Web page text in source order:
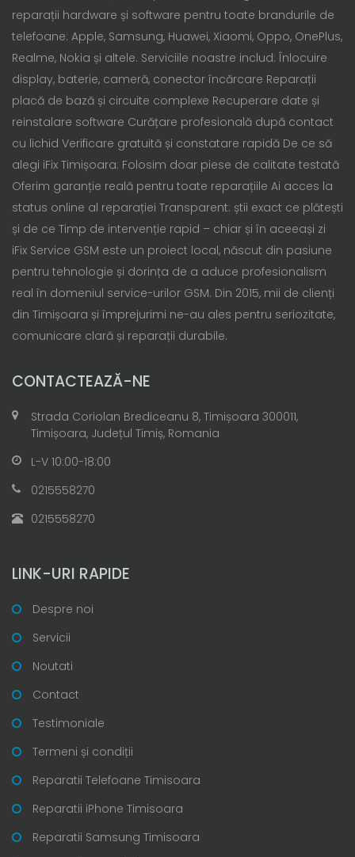
reparații hardware și software pentru toate brandurile de
telefoane: Apple, Samsung, Huawei, Xiaomi, Oppo, OnePlus,
Realme, Nokia și altele. Serviciile noastre includ: Înlocuire
display, baterie, cameră, conector încărcare Reparații
placă de bază și circuite complexe Recuperare date și
reinstalare software Curățare profesională după contact
cu lichid Verificare gratuită și constatare rapidă De ce să
alegi iFix Timișoara: Folosim doar piese de calitate testată
Oferim garanție reală pentru toate reparațiile Ai acces la
status online al reparației Transparent: știi exact ce plătești
și de ce Timp de intervenție rapid – chiar și în aceeași zi
iFix Service GSM este un proiect local, născut din pasiune
pentru tehnologie și dorința de a aduce profesionalism
real în domeniul service-urilor GSM. Din 2015, mii de clienți
din Timișoara și împrejurimi ne-au ales pentru seriozitate,
comunicare clară și reparații durabile.
CONTACTEAZĂ-NE
Strada Coriolan Brediceanu 8, Timișoara 300011,
Timișoara, Județul Timiș, Romania
L-V 10:00-18:00
0215558270
0215558270
LINK-URI RAPIDE
Despre noi
Servicii
Noutati
Contact
Testimoniale
Termeni și condiții
Reparatii Telefoane Timisoara
Reparatii iPhone Timisoara
Reparatii Samsung Timisoara